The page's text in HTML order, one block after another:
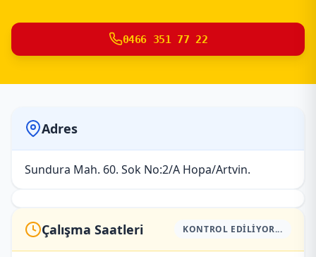
0466 351 77 22
Adres
Sundura Mah. 60. Sok No:2/A Hopa/Artvin.
Çalışma Saatleri KONTROL EDILIYOR...